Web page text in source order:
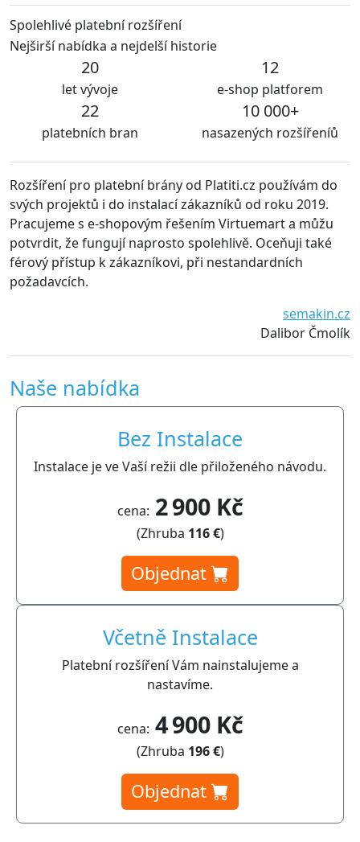
Spolehlivé platební rozšíření
Nejširší nabídka a nejdelší historie
20
let vývoje
12
e-shop platforem
22
platebních bran
10 000+
nasazených rozšířeníů
pro platební brány od Platiti.cz používám do
projektů i do instalací zákazníků od roku 2019.
s e-shopovým řešením Virtuemart a můžu
že fungují naprosto spolehlivě. Oceňuji také
přístup k zákazníkovi, při nestandardních
semakin.cz
Dalibor Čmolík
S
Naše nabídka
Bez Instalace
Instalace je ve Vaší režii dle přiloženého návodu.
cena: 2 900 Kč
(Zhruba 116 €)
Objednat
Včetně Instalace
Platební rozšíření Vám nainstalujeme a
nastavíme.
cena: 4 900 Kč
(Zhruba 196 €)
Objednat